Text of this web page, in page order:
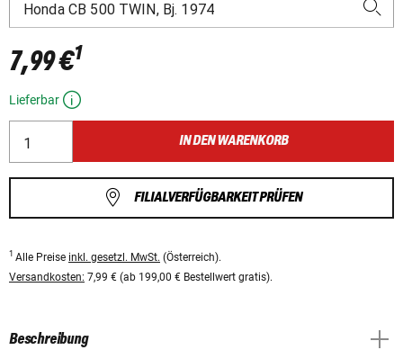
7,99 €1
Lieferbar
IN DEN WARENKORB
FILIALVERFÜGBARKEIT PRÜFEN
1 Alle Preise inkl. gesetzl. MwSt. (Österreich).
Versandkosten: 7,99 € (ab 199,00 € Bestellwert gratis).
Beschreibung